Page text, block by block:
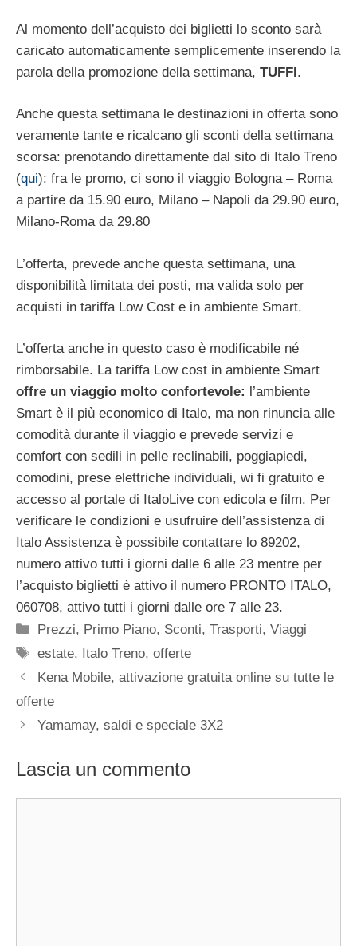
Al momento dell’acquisto dei biglietti lo sconto sarà
caricato automaticamente semplicemente inserendo la
parola della promozione della settimana, TUFFI.
Anche questa settimana le destinazioni in offerta sono
veramente tante e ricalcano gli sconti della settimana
scorsa: prenotando direttamente dal sito di Italo Treno
(qui): fra le promo, ci sono il viaggio Bologna – Roma
a partire da 15.90 euro, Milano – Napoli da 29.90 euro,
Milano-Roma da 29.80
L’offerta, prevede anche questa settimana, una
disponibilità limitata dei posti, ma valida solo per
acquisti in tariffa Low Cost e in ambiente Smart.
L’offerta anche in questo caso è modificabile né
rimborsabile. La tariffa Low cost in ambiente Smart
offre un viaggio molto confortevole:
l’ambiente
Smart è il più economico di Italo, ma non rinuncia alle
comodità durante il viaggio e prevede servizi e
comfort con sedili in pelle reclinabili, poggiapiedi,
comodini, prese elettriche individuali, wi fi gratuito e
accesso al portale di ItaloLive con edicola e film. Per
verificare le condizioni e usufruire dell’assistenza di
Italo Assistenza è possibile contattare lo 89202,
numero attivo tutti i giorni dalle 6 alle 23 mentre per
l’acquisto biglietti è attivo il numero PRONTO ITALO,
060708, attivo tutti i giorni dalle ore 7 alle 23.
Categorie
Prezzi, Primo Piano, Sconti,Trasporti,Viaggi
Tag
estate, Italo Treno,offerte
Kena Mobile, attivazione gratuita online su tutte le
offerte
Yamamay, saldi e speciale 3X2
Lascia un commento